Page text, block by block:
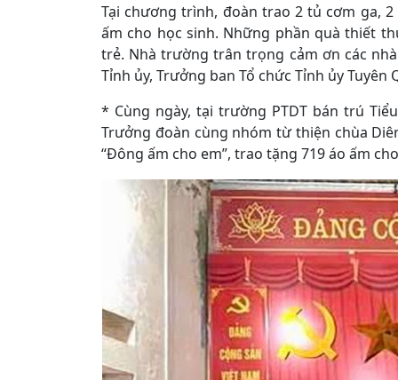
Tại chương trình, đoàn trao 2 tủ cơm ga,
ấm cho học sinh. Những phần quà thiết
trẻ. Nhà trường trân trọng cảm ơn các
Tỉnh ủy, Trưởng ban Tổ chức Tỉnh ủy
* Cùng ngày, tại trường PTDT bán trú
Trưởng đoàn cùng nhóm từ thiện chùa
“Đông ấm cho em”, trao tặng 719 áo ấm